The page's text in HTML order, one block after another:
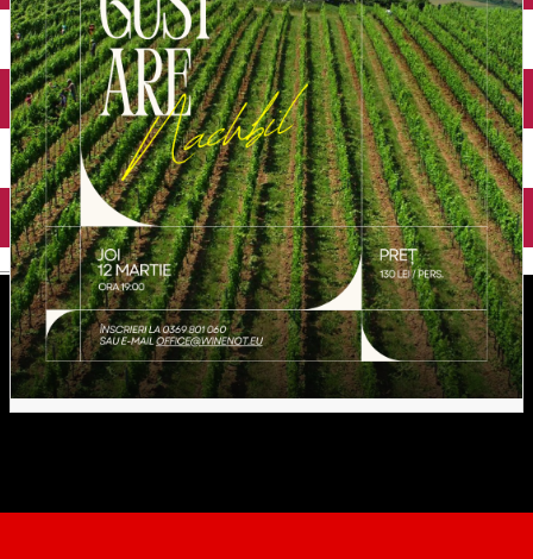
English